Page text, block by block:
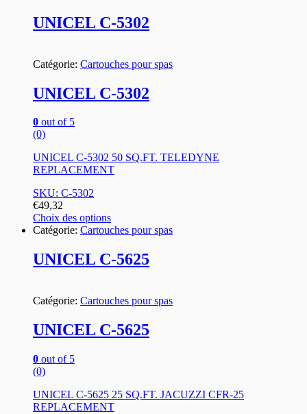
UNICEL C-5302
Catégorie: Cartouches pour spas
UNICEL C-5302
0 out of 5
(0)
UNICEL C-5302 50 SQ.FT. TELEDYNE
REPLACEMENT
SKU: C-5302
€49,32
Choix des options
Catégorie: Cartouches pour spas
UNICEL C-5625
Catégorie: Cartouches pour spas
UNICEL C-5625
0 out of 5
(0)
UNICEL C-5625 25 SQ.FT. JACUZZI CFR-25
REPLACEMENT